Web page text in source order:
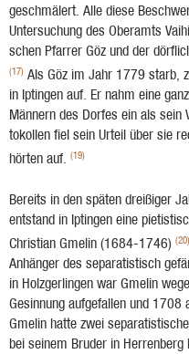
geschmälert. Alle diese
Untersuchung des Oberamts
schen Pfarrer Göz und der
(17) Als Göz im Jahr 1779 starb,
in Iptingen auf. Er nahm eine
Männern des Dorfes ein als
tokollen fiel sein Urteil über sie
hörten auf. (19)
Bereits in den späten dreißiger
entstand in Iptingen eine
Chri­stian Gmelin (1684-1746) (20)
Anhänger des separatistisch
in Holzgerlingen war Gmelin
Gesinnung aufgefallen und
Gmelin hatte zwei
bei seinem Bruder in